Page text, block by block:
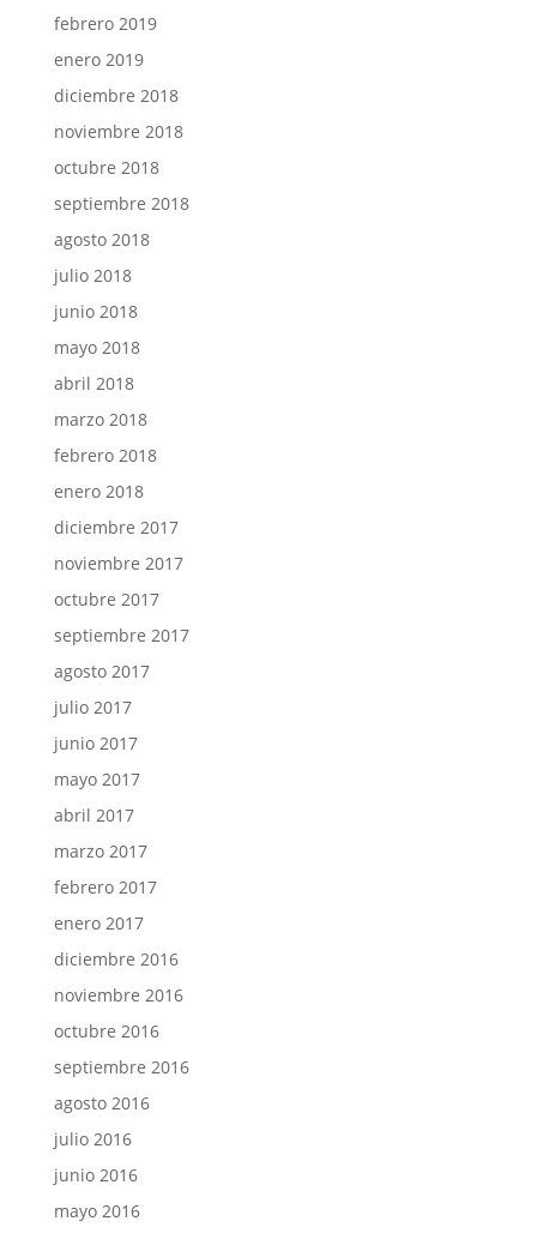
febrero 2019
enero 2019
diciembre 2018
noviembre 2018
octubre 2018
septiembre 2018
agosto 2018
julio 2018
junio 2018
mayo 2018
abril 2018
marzo 2018
febrero 2018
enero 2018
diciembre 2017
noviembre 2017
octubre 2017
septiembre 2017
agosto 2017
julio 2017
junio 2017
mayo 2017
abril 2017
marzo 2017
febrero 2017
enero 2017
diciembre 2016
noviembre 2016
octubre 2016
septiembre 2016
agosto 2016
julio 2016
junio 2016
mayo 2016